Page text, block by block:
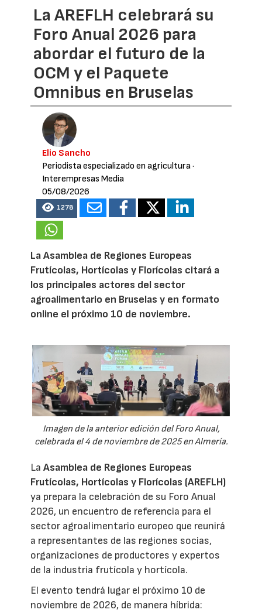
La AREFLH celebrará su
Foro Anual 2026 para
abordar el futuro de la
OCM y el Paquete
Omnibus en Bruselas
Elio Sancho
Periodista especializado en agricultura·
Interempresas Media
05/08/2026
1278
La Asamblea de Regiones Europeas
Frutícolas, Hortícolas y Florícolas citará a
los principales actores del sector
agroalimentario en Bruselas y en formato
online el próximo 10 de noviembre.
Imagen de la anterior edición del Foro Anual,
celebrada el 4 de noviembre de 2025 en Almería.
LaAsamblea de Regiones Europeas
Frutícolas, Hortícolas y Florícolas (AREFLH)
ya prepara la celebración de su Foro Anual
2026, un encuentro de referencia para el
sector agroalimentario europeo que reunirá
a representantes de las regiones socias,
organizaciones de productores y expertos
de la industria frutícola y hortícola.
El evento tendrá lugar el próximo 10 de
noviembre de 2026, de manera híbrida: